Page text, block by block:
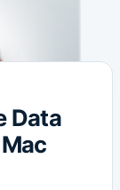
Data